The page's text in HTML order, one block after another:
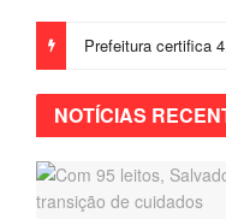
NOTÍCIAS